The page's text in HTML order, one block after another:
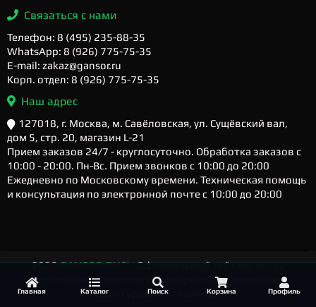
Главная Каталог Поиск Корзина Профиль
Связаться с нами
Телефон: 8 (495) 235-88-35
WhatsApp: 8 (926) 775-75-35
E-mail: zakaz@gansor.ru
Корп. отдел: 8 (926) 775-75-35
Наш адрес
127018, г. Москва, м. Савёловская, ул. Сущёвский вал,
дом 5, стр. 20, магазин L-21
Прием заказов 24/7 - круглосуточно. Обработка заказов с
10:00 - 20:00. Пн-Вс. Прием звонков с 10:00 до 20:00
Ежедневно по Московскому времени. Техническая помощь
и консультация по электронной почте с 10:00 до 20:00
2026GANSOR.RU ™- Официальный сайт магазина
компьютерной техники и электроники. Компьютеры
любого уровня и сложности.